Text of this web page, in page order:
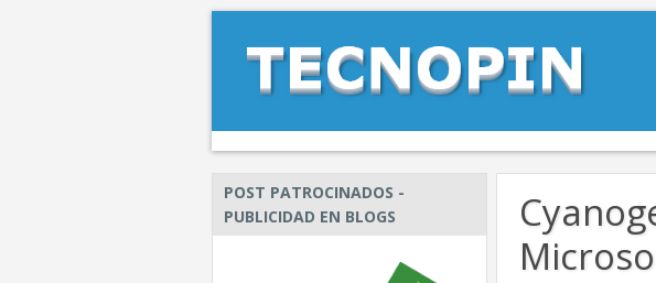
POST PATROCINADOS -
PUBLICIDAD EN BLOGS